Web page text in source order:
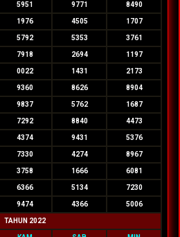
5951 9771 8490
1976 4505 1707
5792 5353 3761
7918 2694 1197
0022 1431 2173
9360 8626 8904
9837 5762 1687
7292 8840 4473
4374 9431 5376
7330 4274 8967
3758 1666 6081
6366 5134 7230
9474 4366 5006
TAHUN 2022